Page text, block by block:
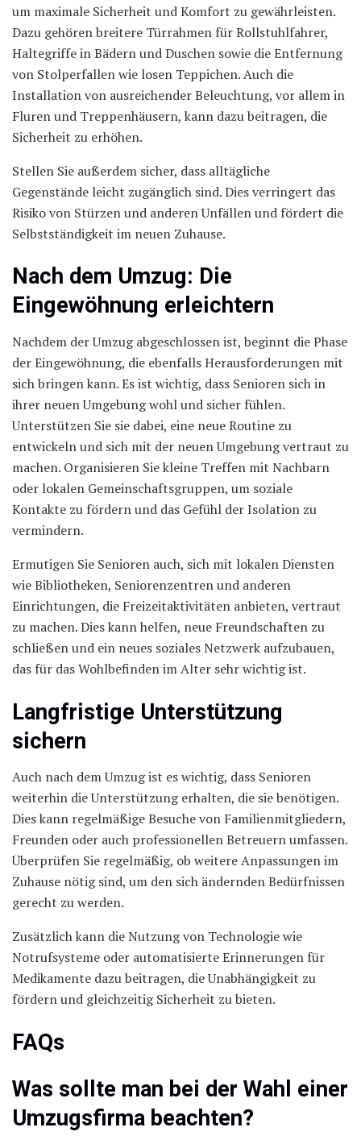
um maximale Sicherheit und Komfort zu gewährleisten.
Dazu gehören breitere Türrahmen für Rollstuhlfahrer,
Haltegriffe in Bädern und Duschen sowie die Entfernung
von Stolperfallen wie losen Teppichen. Auch die
Installation von ausreichender Beleuchtung, vor allem in
Fluren und Treppenhäusern, kann dazu beitragen, die
Sicherheit zu erhöhen.
Stellen Sie außerdem sicher, dass alltägliche
Gegenstände leicht zugänglich sind. Dies verringert das
Risiko von Stürzen und anderen Unfällen und fördert die
Selbstständigkeit im neuen Zuhause.
Nach dem Umzug: Die
Eingewöhnung erleichtern
Nachdem der Umzug abgeschlossen ist, beginnt die Phase
der Eingewöhnung, die ebenfalls Herausforderungen mit
sich bringen kann. Es ist wichtig, dass Senioren sich in
ihrer neuen Umgebung wohl und sicher fühlen.
Unterstützen Sie sie dabei, eine neue Routine zu
entwickeln und sich mit der neuen Umgebung vertraut zu
machen. Organisieren Sie kleine Treffen mit Nachbarn
oder lokalen Gemeinschaftsgruppen, um soziale
Kontakte zu fördern und das Gefühl der Isolation zu
vermindern.
Ermutigen Sie Senioren auch, sich mit lokalen Diensten
wie Bibliotheken, Seniorenzentren und anderen
Einrichtungen, die Freizeitaktivitäten anbieten, vertraut
zu machen. Dies kann helfen, neue Freundschaften zu
schließen und ein neues soziales Netzwerk aufzubauen,
das für das Wohlbefinden im Alter sehr wichtig ist.
Langfristige Unterstützung
sichern
Auch nach dem Umzug ist es wichtig, dass Senioren
weiterhin die Unterstützung erhalten, die sie benötigen.
Dies kann regelmäßige Besuche von Familienmitgliedern,
Freunden oder auch professionellen Betreuern umfassen.
Überprüfen Sie regelmäßig, ob weitere Anpassungen im
Zuhause nötig sind, um den sich ändernden Bedürfnissen
gerecht zu werden.
Zusätzlich kann die Nutzung von Technologie wie
Notrufsysteme oder automatisierte Erinnerungen für
Medikamente dazu beitragen, die Unabhängigkeit zu
fördern und gleichzeitig Sicherheit zu bieten.
FAQs
Was sollte man bei der Wahl einer
Umzugsfirma beachten?